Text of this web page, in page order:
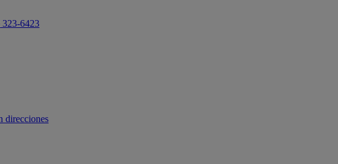
323-6423
direcciones